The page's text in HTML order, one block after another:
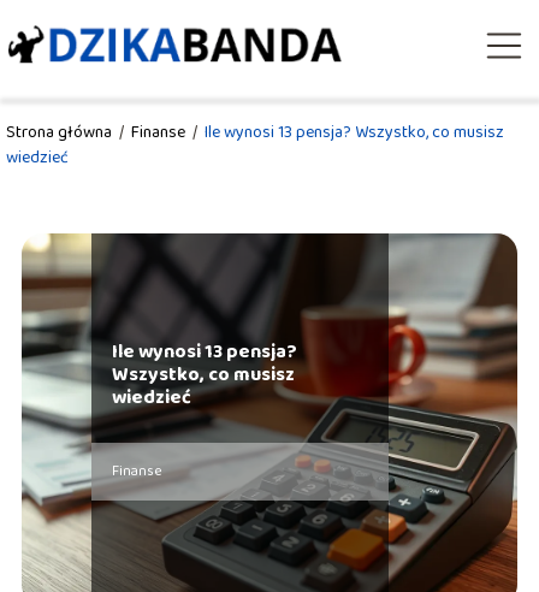
Strona główna / Finanse / Ile wynosi 13 pensja? Wszystko, co musisz
wiedzieć
Ile wynosi 13 pensja?
Wszystko, co musisz
wiedzieć
Finanse